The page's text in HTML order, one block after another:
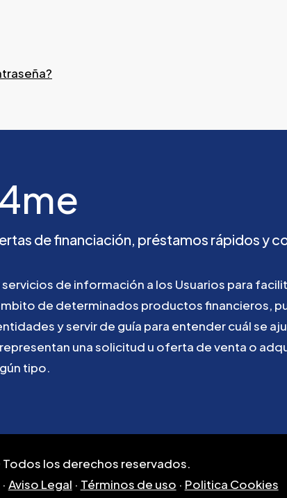
definanciación, préstamos rápidosy
servicios de información a los Usuarios para
de determinados productosfinancieros,
yservirde guía para entendercuálse
representan unasolicitud u oferta deventa o
tipo.
los derechos reservados.
· Aviso Legal · Términos de uso · Politica Cookies